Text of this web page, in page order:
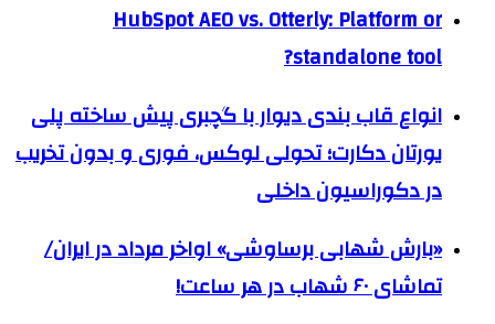
HubSpot AEO vs. Otterly: Platform or
standalone tool?
انواع قاب بندی دیوار با گچبری پیش ساخته پلی
یورتان دکارت؛ تحولی لوکس، فوری و بدون تخریب
در دکوراسیون داخلی
«بارش شهابی برساوشی» اواخر مرداد در ایران/
تماشای ۶۰ شهاب در هر ساعت!